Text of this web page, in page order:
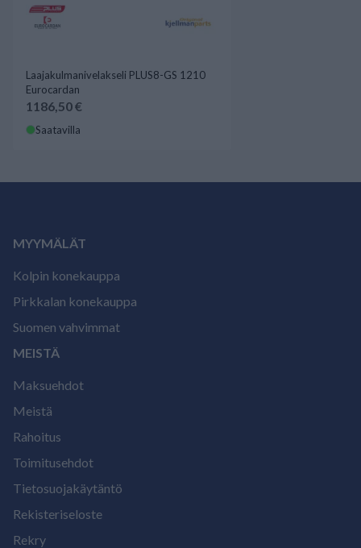
Laajakulmanivelakseli PLUS8-GS 1210
Eurocardan
1186,50 €
Saatavilla
MYYMÄLÄT
Kolpin konekauppa
Pirkkalan konekauppa
Suomen vahvimmat
MEISTÄ
Maksuehdot
Meistä
Rahoitus
Toimitusehdot
Tietosuojakäytäntö
Rekisteriseloste
Rekry